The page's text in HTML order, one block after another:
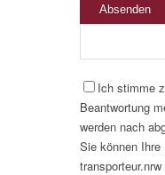
Absenden
Ich stimme
Beantwortung
werden nach
Sie können Ihre